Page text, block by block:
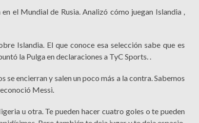
el Mundial de Rusia. Analizó cómo juegan Islandia ,
Islandia. El que conoce esa selección sabe que es
la Pulga en declaraciones a TyC Sports. .
encierran y salen un poco más a la contra. Sabemos
Messi.
u otra. Te pueden hacer cuatro goles o te pueden